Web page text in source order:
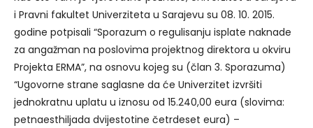
i Pravni fakultet Univerziteta u Sarajevu su 08. 10. 2015.
godine potpisali “Sporazum o regulisanju isplate naknade
za angažman na poslovima projektnog direktora u okviru
Projekta ERMA”, na osnovu kojeg su (član 3. Sporazuma)
“Ugovorne strane saglasne da će Univerzitet izvršiti
jednokratnu uplatu u iznosu od 15.240,00 eura (slovima:
petnaesthiljada dvijestotine četrdeset eura) –